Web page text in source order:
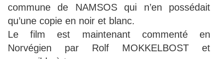
commune de NAMSOS qui n’en possédait
qu’une copie en noir et blanc.
Le film est maintenant commenté en
Norvégien par Rolf MOKKELBOST et